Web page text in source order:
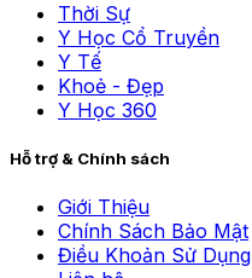
Thời Sự
Y Học Cổ Truyền
Y Tế
Khoẻ - Đẹp
Y Học 360
Hỗ trợ & Chính sách
Giới Thiệu
Chính Sách Bảo Mật
Điều Khoản Sử Dụng